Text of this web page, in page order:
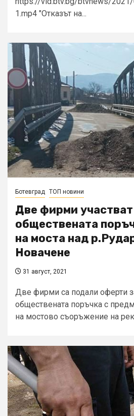
1.mp4 "Отказът на...
Ботевград ТОП новини
Две фирми участват
обществената
на моста над
Новачене
31 август, 2021
Две фирми са подали оферти
обществената поръчка с
на мостово съоръжение на